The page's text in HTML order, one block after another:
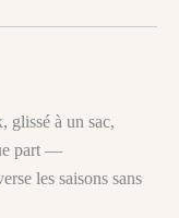
glissé à un sac,
part —
les saisons sans